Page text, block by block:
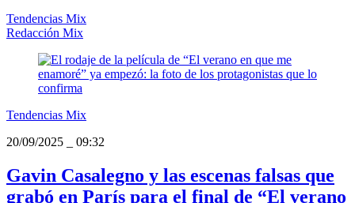
Tendencias Mix
Redacción Mix
Tendencias Mix
20/09/2025
09:32
Gavin Casalegno y las escenas falsas que
grabó en París para el final de “El verano